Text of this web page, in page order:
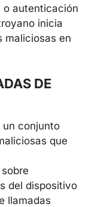
o autenticación
inicia
maliciosas en
DE
un conjunto
que
del dispositivo
llamadas